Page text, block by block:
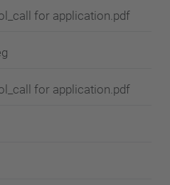
for application.pdf
for application.pdf